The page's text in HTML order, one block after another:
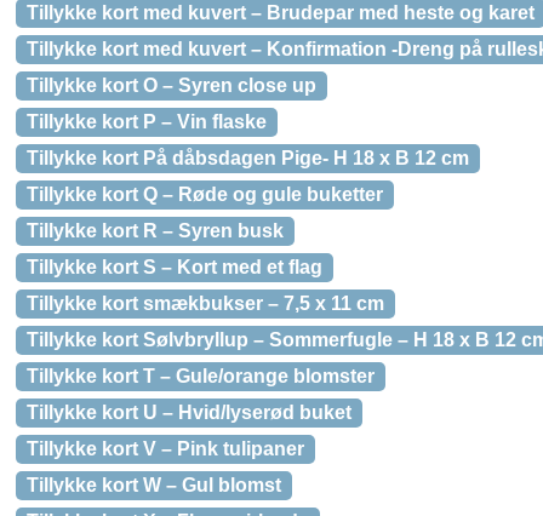
Tillykke kort med kuvert – Brudepar med heste og karet
Tillykke kort med kuvert – Konfirmation -Dreng på
Tillykke kort O – Syren close up
Tillykke kort P – Vin flaske
Tillykke kort På dåbsdagen Pige- H 18 x B 12 cm
Tillykke kort Q – Røde og gule buketter
Tillykke kort R – Syren busk
Tillykke kort S – Kort med et flag
Tillykke kort smækbukser – 7,5 x 11 cm
Tillykke kort Sølvbryllup – Sommerfugle – H 18 x B 12
Tillykke kort T – Gule/orange blomster
Tillykke kort U – Hvid/lyserød buket
Tillykke kort V – Pink tulipaner
Tillykke kort W – Gul blomst